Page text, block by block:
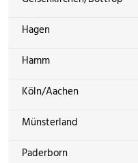
Hagen
Hamm
Köln/Aachen
Münsterland
Paderborn